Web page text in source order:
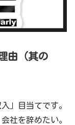
由（其の
」目当てです。
社を辞めたい。